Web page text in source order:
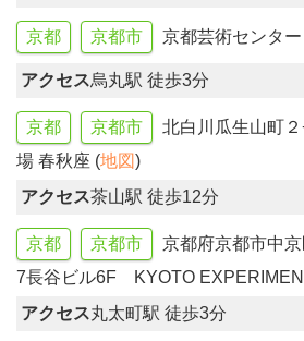
京都 京都市 京都芸術センター
アクセス烏丸駅 徒歩3分
京都 京都市
北白川瓜生山町
場 春秋座 (地図)
アクセス茶山駅 徒歩12分
京都 京都市
京都府京都市中
7長谷ビル6F KYOTO
アクセス丸太町駅 徒歩3分